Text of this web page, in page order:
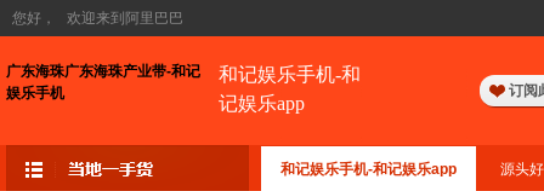
您好， 欢迎来到阿里巴巴
广东海珠广东海珠产业带-和记
娱乐手机
和记娱乐手机-和
记娱乐app
订阅
和记娱乐手机-和记娱乐app 源头